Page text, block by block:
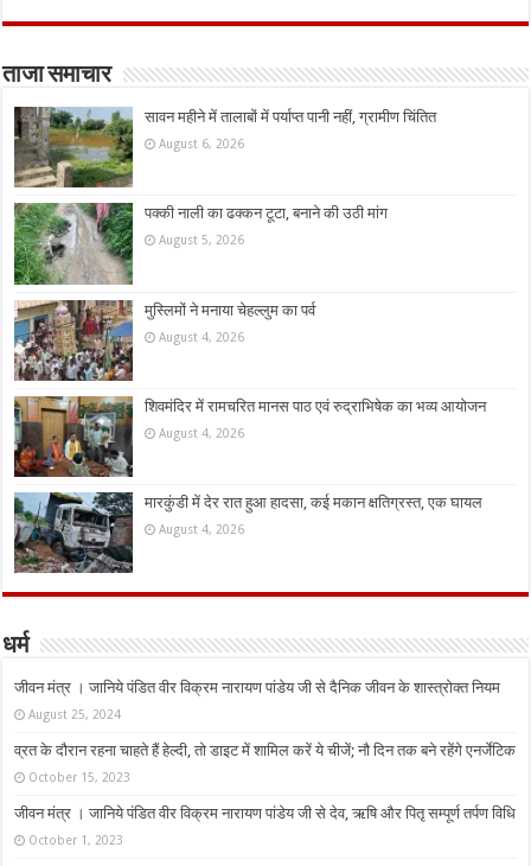
ताजा समाचार
सावन महीने में तालाबों में पर्याप्त पानी नहीं, ग्रामीण चिंतित
August 6, 2026
पक्की नाली का ढक्कन टूटा, बनाने की उठी मांग
August 5, 2026
मुस्लिमों ने मनाया चेहल्लुम का पर्व
August 4, 2026
शिवमंदिर में रामचरित मानस पाठ एवं रुद्राभिषेक का भव्य आयोजन
August 4, 2026
मारकुंडी में देर रात हुआ हादसा, कई मकान क्षतिग्रस्त, एक घायल
August 4, 2026
धर्म
जीवन मंत्र । जानिये पंडित वीर विक्रम नारायण पांडेय जी से दैनिक जीवन के शास्त्रोक्त नियम
August 25, 2024
व्रत के दौरान रहना चाहते हैं हेल्दी, तो डाइट में शामिल करें ये चीजें; नौ दिन तक बने रहेंगे एनर्जेटिक
October 15, 2023
जीवन मंत्र । जानिये पंडित वीर विक्रम नारायण पांडेय जी से देव, ऋषि और पितृ सम्पूर्ण तर्पण विधि
October 1, 2023